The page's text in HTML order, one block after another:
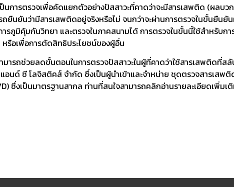
นการตรวจเพื่อคัดแยกตัวอย่างปัสสาวะที่คาดว่าจะมีสารเสพติด (ผลบว
นยันว่ามีสารเสพติดอยู่จริงหรือไม่ จนกว่าจะผ่านการตรวจในขั้นยืนยั
มิคุ้มกันวิทยา และตรวจในภาคสนามได้ การตรวจในขั้นนี้ใช้สำหรับการ
หรือเพื่อการตัดสิทธิประโยชน์ของผู้อื่น
ารถช่วยลดขั้นตอนในการตรวจปัสสาวะในผู้ที่คาดว่าใช้สารเสพติดที่
อนด์ ซี โลจิสติคส์ จำกัด ซึ่งเป็นผู้นำเข้าและจำหน่าย ชุดตรวจสารเสพ
ซึ่งเป็นมาตรฐานสากล ท่านที่สนใจสามารถคลิกอ่านรายละเอียดเพิ่